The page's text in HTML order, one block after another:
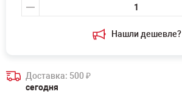
Нашли дешевле?
Доставка: 500₽
сегодня